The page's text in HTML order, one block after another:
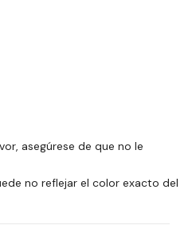
asegúrese de que no le
no reflejar el color exacto del